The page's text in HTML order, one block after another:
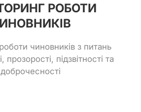
РОБОТИ
чиновників з питань
прозорості, підзвітності та
доброчесності